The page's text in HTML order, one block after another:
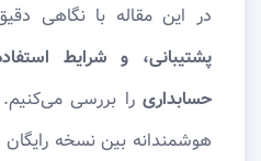
در این مقاله با نگاهی
پشتیبانی، و شرایط
حسابداری را بررسی می‌کنیم.
هوشمندانه بین نسخه رایگان